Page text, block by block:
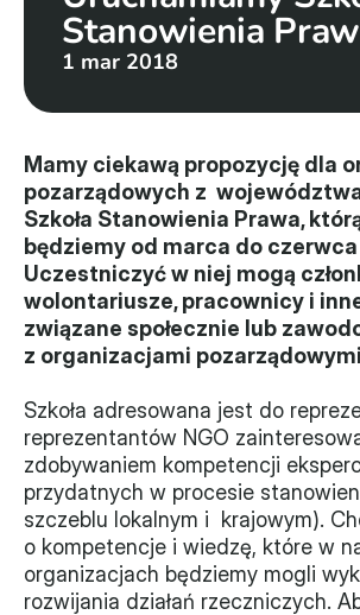
Kontakt
Federacja
Statut i sprawozdania
Karta zasad
Władze
Historia i działania
Kalendarz działań
Projekty
XVII forum NGO
Projekt z powiatem
Stanowienia
1 mar 2018
Mamy ciekawą propozycję dla
pozarządowych z
Szkoła Stanowienia Prawa,
będziemy od marca do czerwca
Uczestniczyć w niej mogą
wolontariusze, pracownicy i
związane społecznie lub
z organizacjami
Szkoła adresowana jest do
reprezentantów NGO
zdobywaniem kompetencji
przydatnych w procesie
szczeblu lokalnym i  krajowym).
o kompetencje i wiedzę, które w
organizacjach będziemy mogli
rozwijania działań rzeczniczych.